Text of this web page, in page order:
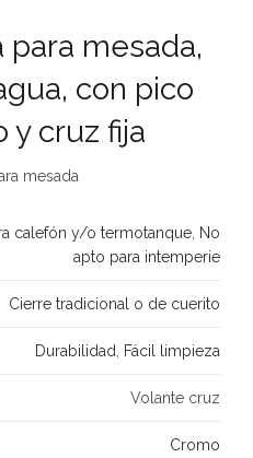
para mesada,
con pico
y cruz fija
mesada
calefón y/o termotanque No
apto para intemperie
Cierre tradicional o de cuerito
Durabilidad Fácil limpieza
Volante cruz
Cromo